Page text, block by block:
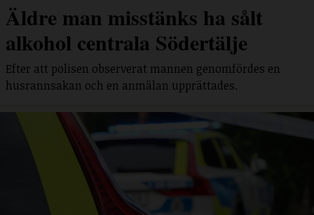
Äldre man misstänks ha sålt
alkohol centrala Södertälje
Efter att polisen observerat mannen genomfördes en
husrannsakan och en anmälan upprättades.